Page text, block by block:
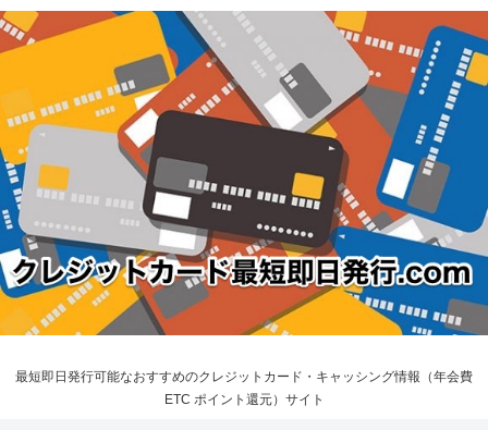
最短即日発行可能なおすすめのクレジットカード・キャッシング情報（年会費
ETC ポイント還元）サイト